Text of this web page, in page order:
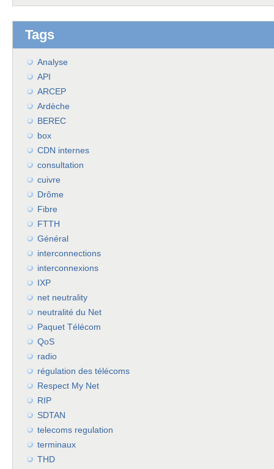
Tags
Analyse
API
ARCEP
Ardèche
BEREC
box
CDN internes
consultation
cuivre
Drôme
Fibre
FTTH
Général
interconnections
interconnexions
IXP
net neutrality
neutralité du Net
Paquet Télécom
QoS
radio
régulation des télécoms
Respect My Net
RIP
SDTAN
telecoms regulation
terminaux
THD